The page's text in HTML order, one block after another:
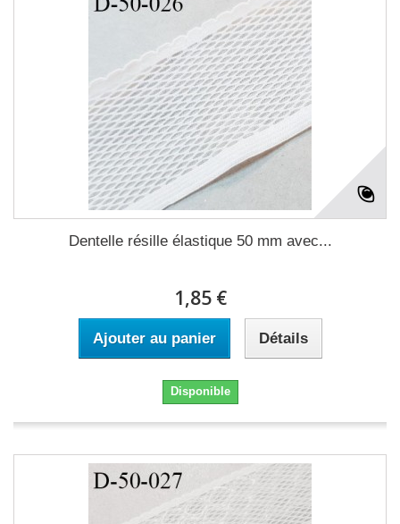
Dentelle résille élastique 50 mm avec...
1,85 €
Ajouter au panier Détails
Disponible